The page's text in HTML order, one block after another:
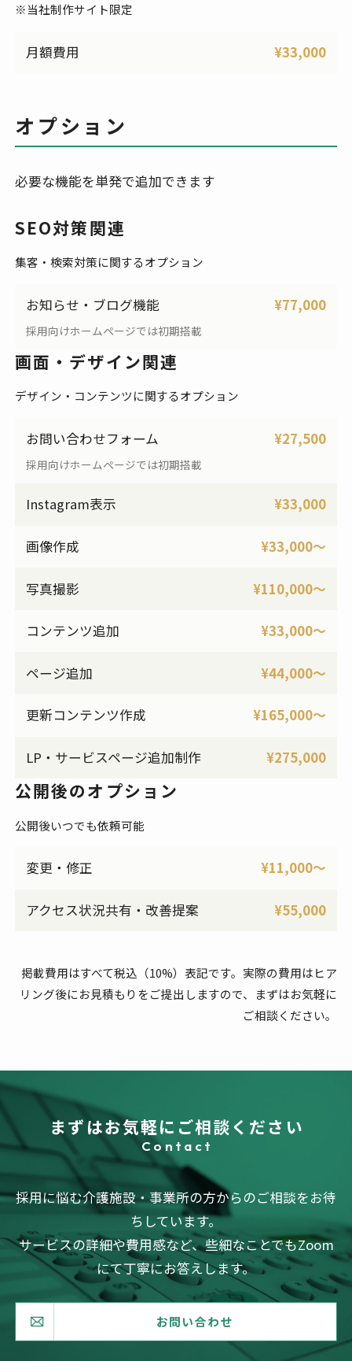
※当社制作サイト限定
月額費用 ¥33,000
オプション
必要な機能を単発で追加できます
SEO対策関連
集客・検索対策に関するオプション
お知らせ・ブログ機能 ¥77,000
採用向けホームページでは初期搭載
画面・デザイン関連
デザイン・コンテンツに関するオプション
お問い合わせフォーム ¥27,500
採用向けホームページでは初期搭載
Instagram表示 ¥33,000
画像作成 ¥33,000〜
写真撮影 ¥110,000〜
コンテンツ追加 ¥33,000〜
ページ追加 ¥44,000〜
更新コンテンツ作成 ¥165,000〜
LP・サービスページ追加制作 ¥275,000
公開後のオプション
公開後いつでも依頼可能
変更・修正 ¥11,000〜
アクセス状況共有・改善提案 ¥55,000
掲載費用はすべて税込（10%）表記です。実際の費用はヒア
リング後にお見積もりをご提出しますので、まずはお気軽に
ご相談ください。
まずはお気軽にご相談ください
Contact
採用に悩む介護施設・事業所の方からのご相談をお待
ちしています。
サービスの詳細や費用感など、些細なことでもZoom
にて丁寧にお答えします。
お問い合わせ